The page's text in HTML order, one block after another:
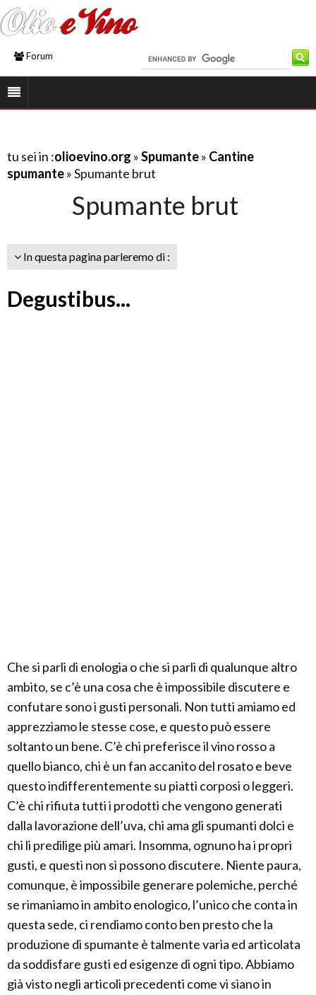
Forum
tu sei in :olioevino.org »Spumante» Cantine
spumante» Spumante brut
Spumante brut
In questa pagina parleremo di :
Degustibus...
Che si parli di enologia o che si parli di qualunque altro
ambito, se c’è una cosa che è impossibile discutere e
confutare sono i gusti personali. Non tutti amiamo ed
apprezziamo le stesse cose, e questo può essere
soltanto un bene. C’è chi preferisce il vino rosso a
quello bianco, chi è un fan accanito del rosato e beve
questo indifferentemente su piatti corposi o leggeri.
C’è chi rifiuta tutti i prodotti che vengono generati
dalla lavorazione dell’uva, chi ama gli spumanti dolci e
chi li predilige più amari. Insomma, ognuno ha i propri
gusti, e questi non si possono discutere. Niente paura,
comunque, è impossibile generare polemiche, perché
se rimaniamo in ambito enologico, l’unico che conta in
questa sede, ci rendiamo conto ben presto che la
produzione di spumante è talmente varia ed articolata
da soddisfare gusti ed esigenze di ogni tipo. Abbiamo
già visto negli articoli precedenti come vi siano in